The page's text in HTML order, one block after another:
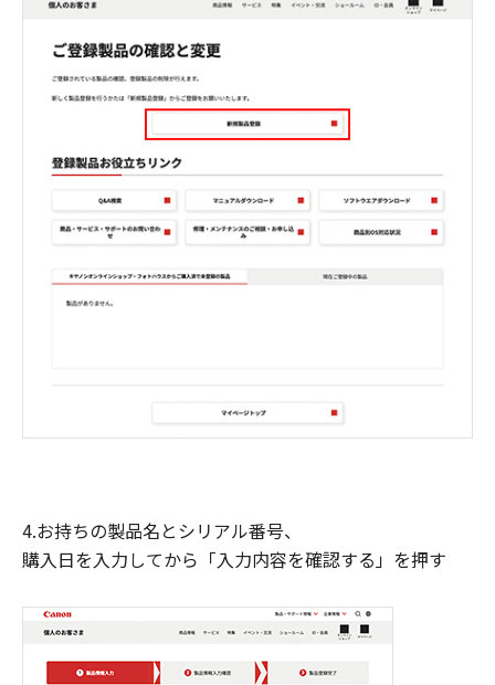
4.お持ちの製品名とシリアル番号、
購入日を入力してから「入力内容を確認する」を押す